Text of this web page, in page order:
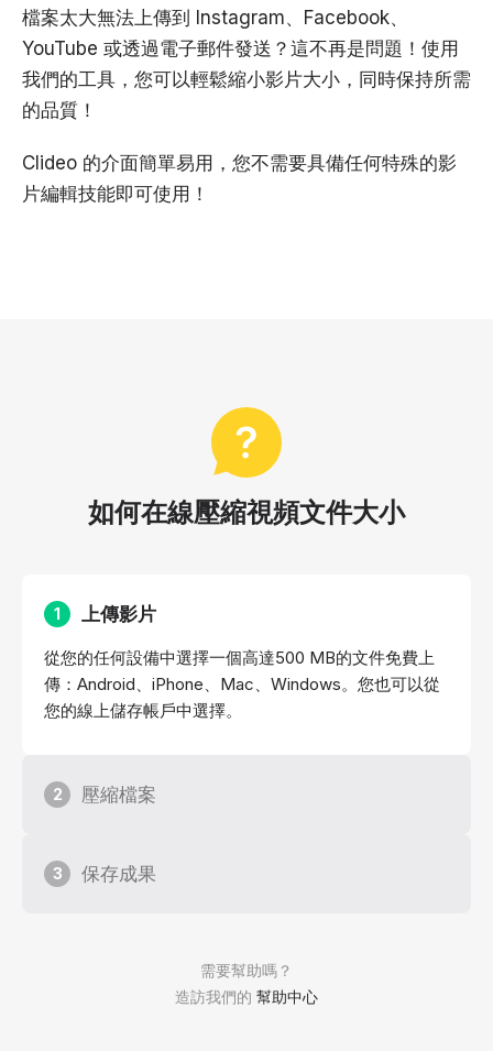
檔案太大無法上傳到 Instagram、Facebook、
YouTube 或透過電子郵件發送？這不再是問題！使用
我們的工具，您可以輕鬆縮小影片大小，同時保持所需
的品質！
Clideo 的介面簡單易用，您不需要具備任何特殊的影
片編輯技能即可使用！
如何在線壓縮視頻文件大小
需要幫助嗎？
造訪我們的 幫助中心
1 上傳影片
從您的任何設備中選擇一個高達500 MB的文件免費上
傳：Android、iPhone、Mac、Windows。您也可以從
您的線上儲存帳戶中選擇。
2 壓縮檔案
3 保存成果